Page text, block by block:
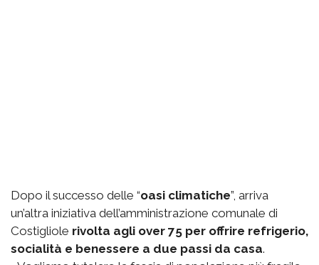
Dopo il successo delle “oasi climatiche”, arriva
un’altra iniziativa dell’amministrazione comunale di
Costigliole rivolta agli over 75 per offrire refrigerio,
socialità e benessere a due passi da casa.